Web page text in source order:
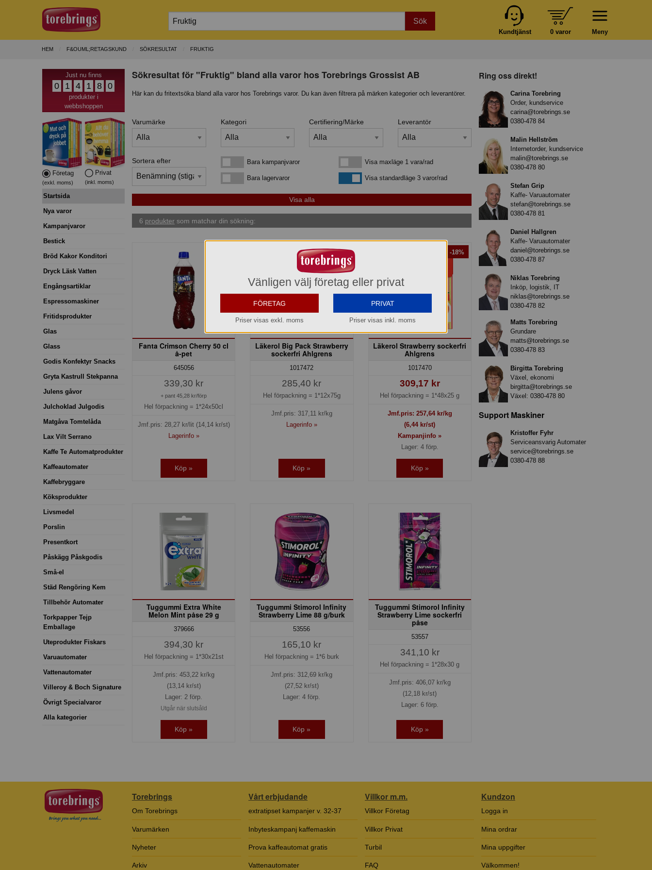
Sök
Meny
0 varor
Kundtjänst
HEM F&OUML;RETAGSKUND SÖKRESULTAT FRUKTIG
Just nu finns
0 1 4 1 8 0
produkter i
webbshoppen
Företag
(exkl. moms)
Privat
(inkl. moms)
Startsida
Nya varor
Kampanjvaror
Bestick
Bröd Kakor Konditori
Dryck Läsk Vatten
Engångsartiklar
Espressomaskiner
Fritidsprodukter
Glas
Glass
Godis Konfektyr Snacks
Gryta Kastrull Stekpanna
Julens gåvor
Julchoklad Julgodis
Matgåva Tomtelåda
Lax Vilt Serrano
Kaffe Te Automatprodukter
Kaffeautomater
Kaffebryggare
Köksprodukter
Livsmedel
Porslin
Presentkort
Påskägg Påskgodis
Små-el
Städ Rengöring Kem
Tillbehör Automater
Torkpapper Tejp
Emballage
Uteprodukter Fiskars
Varuautomater
Vattenautomater
Villeroy & Boch Signature
Övrigt Specialvaror
Alla kategorier
Sökresultat för "Fruktig" bland alla varor hos Torebrings Grossist AB
Här kan du fritextsöka bland alla varor hos Torebrings varor. Du kan även filtrera på märken kategorier och leverantörer.
Varumärke Kategori Certifiering/Märke Leverantör
Sortera efter Bara kampanjvarorBara kampanjvaror
Bara lagervarorBara lagervaror
Visa maxläge 1 vara/rad
Visa maxläge 1 vara/rad
Visa standardlägeVisa standardläge 3 varor/rad
6 produkter som matchar din sökning:
Fanta Crimson Cherry 50 cl
å-pet
645056
339,30 kr
+ pant 45,28 kr/förp
Hel förpackning = 1*24x50cl
Jmf.pris: 28,27kr/lit (14,14 kr/st)
Lagerinfo »
Köp »
Läkerol Big Pack Strawberry
sockerfri Ahlgrens
1017472
285,40 kr
Hel förpackning = 1*12x75g
Jmf.pris: 317,11 kr/kg
Lagerinfo »
Köp »
Kampanj! -18%
Läkerol Strawberry sockerfri
Ahlgrens
1017470
309,17 kr
Hel förpackning = 1*48x25 g
Jmf.pris: 257,64kr/kg
(6,44 kr/st)
Kampanjinfo »
Lager: 4 förp.
Köp »
Tuggummi Extra White
Melon Mint påse 29 g
379666
394,30 kr
Hel förpackning = 1*30x21st
Jmf.pris:453,22 kr/kg
(13,14 kr/st)
Lager: 2 förp.
Utgår när slutsåld
Köp »
Tuggummi Stimorol Infinity
Strawberry Lime 88 g/burk
53556
165,10 kr
Hel förpackning = 1*6 burk
Jmf.pris: 312,69 kr/kg
(27,52 kr/st)
Lager: 4 förp.
Köp »
Tuggummi Stimorol Infinity
Strawberry Lime sockerfri
påse
53557
341,10 kr
Hel förpackning = 1*28x30 g
Jmf.pris: 406,07kr/kg
(12,18 kr/st)
Lager: 6 förp.
Köp »
Ring oss direkt!
Carina Torebring
Order, kundservice
carina@torebrings.se
0380-478 84
Malin Hellström
Internetorder, kundservice
malin@torebrings.se
0380-478 80
Stefan Grip
Kaffe- Varuautomater
stefan@torebrings.se
0380-478 81
Daniel Hallgren
Kaffe- Varuautomater
daniel@torebrings.se
0380-478 87
Niklas Torebring
Inköp, logistik, IT
niklas@torebrings.se
0380-478 82
Matts Torebring
Grundare
matts@torebrings.se
0380-478 83
Birgitta Torebring
Växel, ekonomi
birgitta@torebrings.se
Växel: 0380-478 80
Support Maskiner
Kristoffer Fyhr
Serviceansvarig Automater
service@torebrings.se
0380-478 88
Torebrings
Om Torebrings
Varumärken
Nyheter
Arkiv
Vårt erbjudande
extratipset kampanjer v. 32-37
Inbyteskampanj kaffemaskin
Prova kaffeautomat gratis
Vattenautomater
Villkor m.m.
Villkor Företag
Villkor Privat
Turbil
FAQ
Kundzon
Logga in
Mina ordrar
Mina uppgifter
Välkommen!
Vänligen välj företag eller privat
FÖRETAG
Priser visas exkl. moms
PRIVAT
Priser visas inkl. moms